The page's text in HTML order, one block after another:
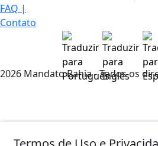
FAQ |
Contato
2026 Mandato Bahia - Todos os